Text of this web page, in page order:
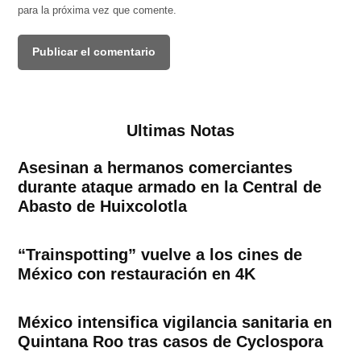
para la próxima vez que comente.
Ultimas Notas
Asesinan a hermanos comerciantes
durante ataque armado en la Central de
Abasto de Huixcolotla
“Trainspotting” vuelve a los cines de
México con restauración en 4K
México intensifica vigilancia sanitaria en
Quintana Roo tras casos de Cyclospora